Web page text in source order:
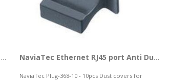
Ubiquiti Networks STP RJ45 Tough Cable Ground NaviaTec Ethernet RJ45 port Anti Dust cover - 10 pcs
NaviaTec Plug-368-10 - 10pcs Dust covers for